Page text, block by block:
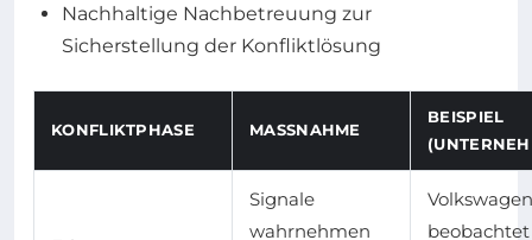
Nachhaltige Nachbetreuung zur
Sicherstellung der Konfliktlösung
KONFLIKTPHASE MASSNAHME
BEISPIEL
Signale
wahrnehmen
Volkswagen
beobachtet